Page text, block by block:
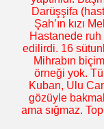
Darüşşifa
Şah’ın kızı
Hastanede ruh
edilirdi. 16
Mihrabın
örneği yok.
Kuban, Ulu
gözüyle
ama sığmaz.